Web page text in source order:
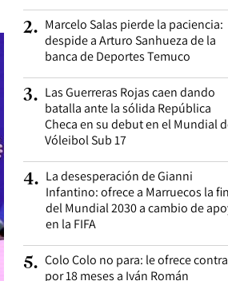
2. Marcelo Salas pierde la paciencia:
despide a Arturo Sanhueza de la
banca de Deportes Temuco
3. Las Guerreras Rojas caen dando
batalla ante la sólida República
Checa en su debut en el Mundial
Vóleibol Sub 17
4. La desesperación de Gianni
Infantino: ofrece a Marruecos la
del Mundial 2030 a cambio de
en la FIFA
5. Colo Colo no para: le ofrece
por 18 meses a Iván Román